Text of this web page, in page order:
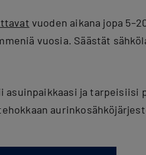
vuoden aikana jopa
vuosia. Säästät
ja tarpeisiisi